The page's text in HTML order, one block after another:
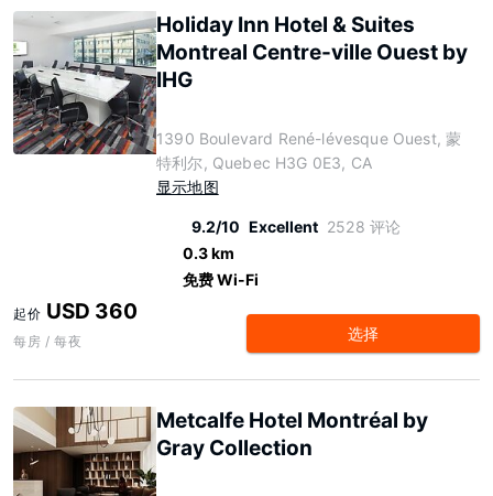
Holiday Inn Hotel & Suites
Montreal Centre-ville Ouest by
IHG
1390 Boulevard René-lévesque Ouest, 蒙
特利尔, Quebec H3G 0E3, CA
显示地图
9.2/10 Excellent 2528 评论
0.3 km
免费 Wi-Fi
起价 USD 360
每房 / 每夜 选择
Metcalfe Hotel Montréal by
Gray Collection